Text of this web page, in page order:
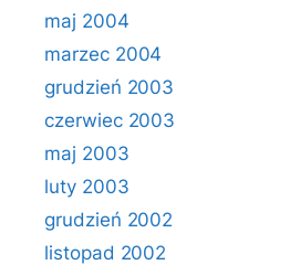
maj 2004
marzec 2004
grudzień 2003
czerwiec 2003
maj 2003
luty 2003
grudzień 2002
listopad 2002